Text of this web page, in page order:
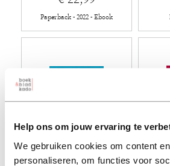
Help ons om jouw ervaring te
We gebruiken cookies om content
personaliseren, om functies voor
Paperback - 2022 - Ebook